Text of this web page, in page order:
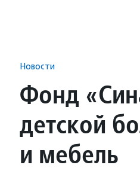
Новости
Фонд
детской
и мебель